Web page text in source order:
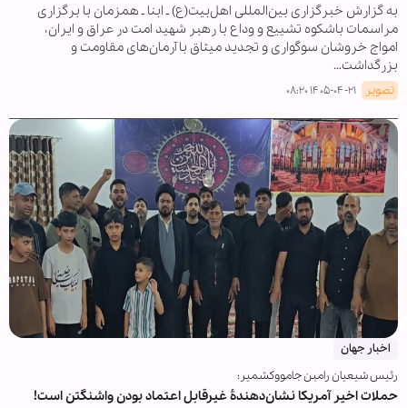
به گزارش خبرگزاری بین‌المللی اهل‌بیت(ع) ـ ابنا ـ همزمان با برگزاری
مراسمات باشکوه تشییع و وداع با رهبر شهید امت در عراق و ایران،
امواج خروشان سوگواری و تجدید میثاق با آرمان‌های مقاومت و
بزرگداشت…
تصویر ۱۴۰۵-۰۴-۲۱ ۰۸:۲۰
اخبار جهان
رئیس شیعیان رامبن جامووکشمیر:
حملات اخیر آمریکا نشان‌دهندۀ غیرقابل اعتماد بودن واشنگتن است!